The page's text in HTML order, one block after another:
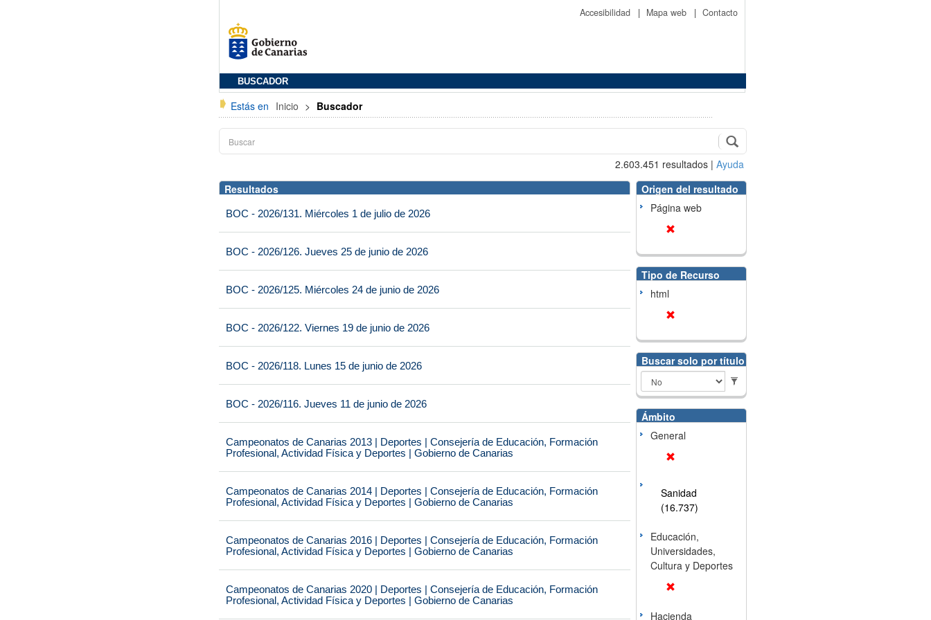
Accesibilidad | Mapa web | Contacto
BUSCADOR
Estás en Inicio > Buscador
2.603.451 resultados | Ayuda
Resultados
BOC - 2026/131. Miércoles 1 de julio de 2026
BOC - 2026/126. Jueves 25 de junio de 2026
BOC - 2026/125. Miércoles 24 de junio de 2026
BOC - 2026/122. Viernes 19 de junio de 2026
BOC - 2026/118. Lunes 15 de junio de 2026
BOC - 2026/116. Jueves 11 de junio de 2026
Campeonatos de Canarias 2013 | Deportes | Consejería de Educación, Formación
Profesional, Actividad Física y Deportes | Gobierno de Canarias
Campeonatos de Canarias 2014 | Deportes | Consejería de Educación, Formación
Profesional, Actividad Física y Deportes | Gobierno de Canarias
Campeonatos de Canarias 2016 | Deportes | Consejería de Educación, Formación
Profesional, Actividad Física y Deportes | Gobierno de Canarias
Campeonatos de Canarias 2020 | Deportes | Consejería de Educación, Formación
Profesional, Actividad Física y Deportes | Gobierno de Canarias
Origen del resultado
Página web
Tipo de Recurso
html
Buscar solo por título
Ámbito
General
Sanidad
(16.737)
Educación,
Universidades,
Cultura y Deportes
Hacienda